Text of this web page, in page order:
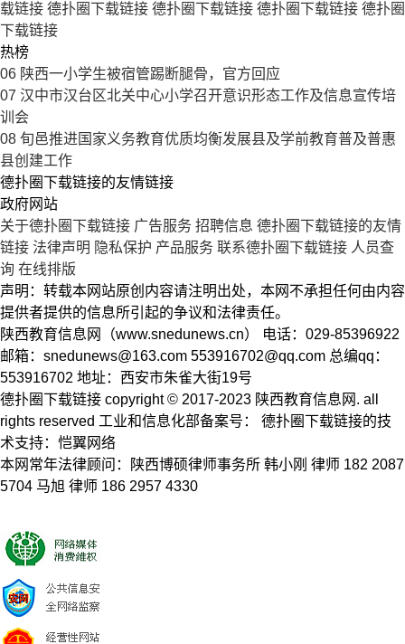
载链接 德扑圈下载链接 德扑圈下载链接 德扑圈下载链接 德扑圈
下载链接
热榜
06 陕西一小学生被宿管踢断腿骨，官方回应
07 汉中市汉台区北关中心小学召开意识形态工作及信息宣传培
训会
08 旬邑推进国家义务教育优质均衡发展县及学前教育普及普惠
县创建工作
德扑圈下载链接的友情链接
政府网站
关于德扑圈下载链接 广告服务 招聘信息 德扑圈下载链接的友情
链接 法律声明 隐私保护 产品服务 联系德扑圈下载链接 人员查
询 在线排版
声明：转载本网站原创内容请注明出处，本网不承担任何由内容
提供者提供的信息所引起的争议和法律责任。
陕西教育信息网（www.snedunews.cn） 电话：029-85396922
邮箱： snedunews@163.com 553916702@qq.com 总编qq：
553916702 地址：西安市朱雀大街19号
德扑圈下载链接 copyright © 2017-2023 陕西教育信息网. all
rights reserved 工业和信息化部备案号： 德扑圈下载链接的技
术支持：恺翼网络
本网常年法律顾问：陕西博硕律师事务所 韩小刚 律师 182 2087
5704 马旭 律师 186 2957 4330